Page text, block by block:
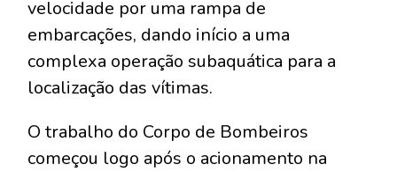
velocidade por uma rampa de
embarcações, dando início a uma
complexa operação subaquática para a
localização das vítimas.
O trabalho do Corpo de Bombeiros
começou logo após o acionamento na